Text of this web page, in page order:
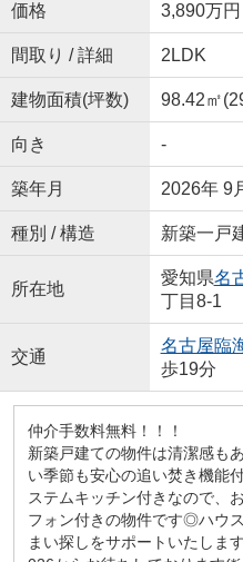
価格 3,890万円
間取り / 詳細 2LDK
建物面積(坪数) 98.42㎡
向き -
築年月 2026年 9
種別 / 構造 新築一戸
所在地
愛知県名
丁目8-1
交通
名古屋臨
歩19分
仲介手数料無料！！！
新築戸建ての物件は清潔感も
い季節も安心の追い焚き機能
ステムキッチン付きなので、
フォン付きの物件です◎ハウ
まい探しをサポートいたしま